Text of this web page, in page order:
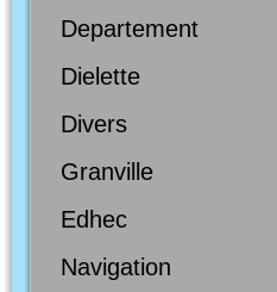
Departement
Dielette
Divers
Granville
Edhec
Navigation